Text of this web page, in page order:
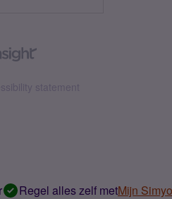
statement
Regel alles zelf metMijn Simyo